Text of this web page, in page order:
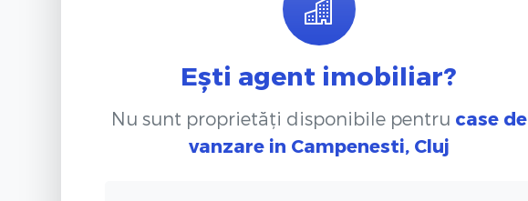
Ești agent imobiliar?
Nu sunt proprietăți disponibile pentru case de
vanzare in Campenesti, Cluj